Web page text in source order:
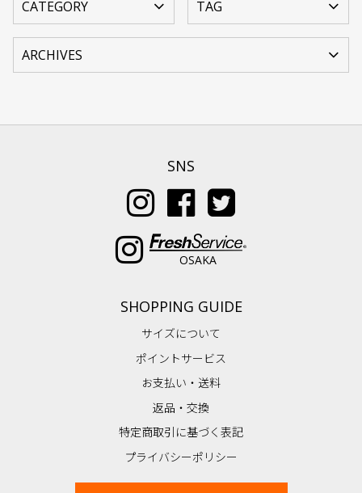
SNS
OSAKA
SHOPPING GUIDE
サイズについて
ポイントサービス
お支払い・送料
返品・交換
特定商取引に基づく表記
プライバシーポリシー